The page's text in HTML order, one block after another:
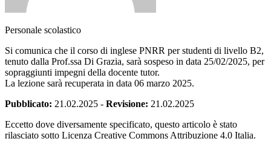
Personale scolastico
Si comunica che il corso di inglese PNRR per studenti di livello B2,
tenuto dalla Prof.ssa Di Grazia, sarà sospeso in data 25/02/2025, per
sopraggiunti impegni della docente tutor.
La lezione sarà recuperata in data 06 marzo 2025.
Pubblicato: 21.02.2025 - Revisione: 21.02.2025
Eccetto dove diversamente specificato, questo articolo è stato
rilasciato sotto Licenza Creative Commons Attribuzione 4.0 Italia.